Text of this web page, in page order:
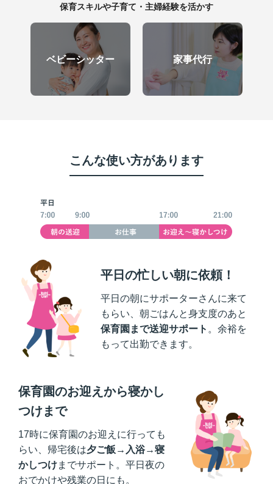
保育スキルや子育て・主婦経験を活かす
ベビーシッター 家事代行
こんな使い方があります
平日の忙しい朝に依頼！
平日の朝にサポーターさんに来て
もらい、朝ごはんと身支度のあと
保育園まで送迎サポート 。余裕を
もって出勤できます。
保育園のお迎えから寝かし
つけまで
17時に保育園のお迎えに行っても
らい、帰宅後は夕ご飯→入浴→寝
かしつけまでサポート。平日夜の
おでかけや残業の日にも。